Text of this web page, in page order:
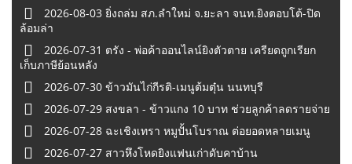
2026-08-03 ยิ่งถล่ม สภ.ลำใหม่ จ.ยะลา จนท.ยิงตอบโต้-ปิด
ล้อมล่า
2026-07-31 ตรัง - พ่อค้าออนไลน์ยิงตัวตาย เครียดถูกเรียก
เก็บภาษีย้อนหลัง
2026-07-30 ข้าวมันไก่กีรติ-เมนูต้มตุ๋น นนทบุรี
2026-07-29 สงขลา - ข้าวแกง 10 บาท ช่วยลูกค้าลดรายจ่าย
2026-07-28 ฉะเชิงเทรา หมูปั้นโบราณ ต่อยอดหลายเมนู
2026-07-27 สาวหึงโหดยิงแฟนเก่าดับคาบ้าน